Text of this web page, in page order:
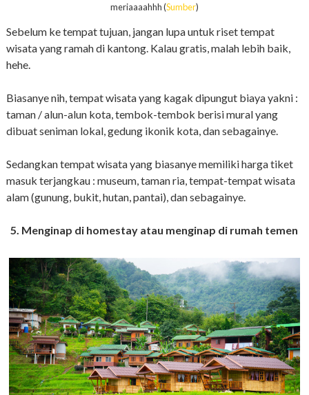
meriaaaahhh (Sumber)
Sebelum ke tempat tujuan, jangan lupa untuk riset tempat
wisata yang ramah di kantong. Kalau gratis, malah lebih baik,
hehe.
Biasanye nih, tempat wisata yang kagak dipungut biaya yakni :
taman / alun-alun kota, tembok-tembok berisi mural yang
dibuat seniman lokal, gedung ikonik kota, dan sebagainye.
Sedangkan tempat wisata yang biasanye memiliki harga tiket
masuk terjangkau : museum, taman ria, tempat-tempat wisata
alam (gunung, bukit, hutan, pantai), dan sebagainye.
5. Menginap di homestay atau menginap di rumah temen